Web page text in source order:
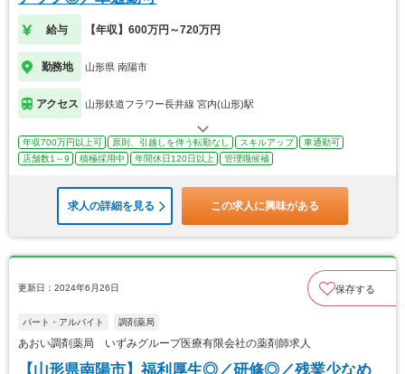
給与 【年収】600万円～720万円
勤務地 山形県 南陽市
アクセス 山形鉄道フラワー長井線 宮内(山形)駅
年収700万円以上可 原則、引越しを伴う転勤なし スキルアップ
車通勤可
店舗数1～9
積極採用中 年間休日120日以上 管理職候補
求人の詳細を見る この求人に興味がある
更新日：2024年6月26日 保存する
パート・アルバイト 調剤薬局
あおい調剤薬局 いずみグループ医療有限会社の薬剤師求人
【山形県南陽市】福利厚生◎／研修◎／残業少なめ